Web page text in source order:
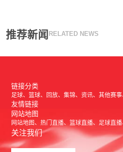
推荐新闻 RELATED NEWS
链接分类
足球 篮球 回放 集锦 资讯 其他赛事
友情链接
网站地图
网站地图 热门直播 篮球直播 足球直播
关注我们